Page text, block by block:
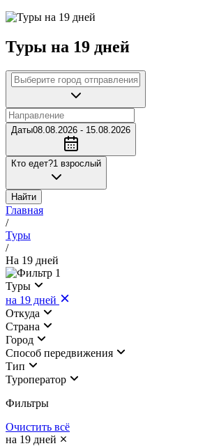
Туры на 19 дней
Даты08.08.2026 - 15.08.2026
Кто едет?1 взрослый
Найти
Главная
/
Туры
/
На 19 дней
1
Туры
на 19 дней
Откуда
Страна
Город
Cпособ передвижения
Тип
Туроператор
Фильтры
Очистить всё
на 19 дней